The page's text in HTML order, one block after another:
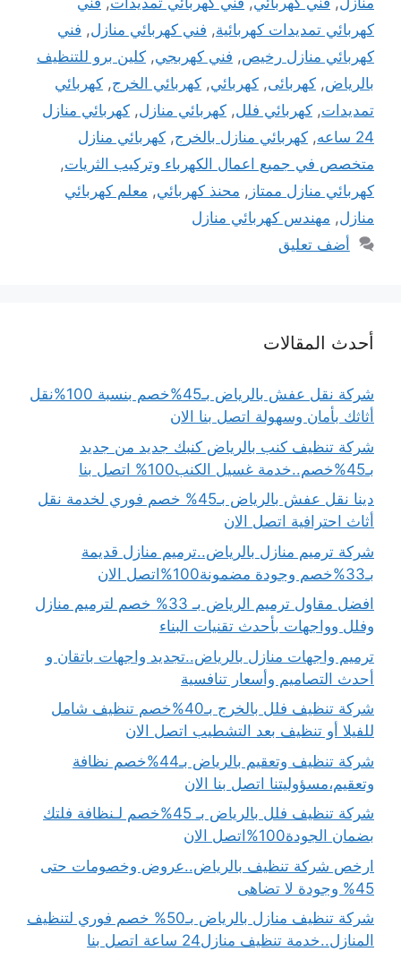
كهربائي تمديدات كهربائية, فني كهربائي منازل, فني
كهربائي منازل رخيص, فني كهربجي, كلين برو للتنظيف
بالرياض, كهربائى, كهربائي, كهربائي الخرج, كهربائي
تمديدات, كهربائي فلل, كهربائي منازل, كهربائي منازل
24 ساعه
, كهربائي منازل بالخرج, كهربائي منازل
متخصص في جميع اعمال الكهرباء وتركيب الثريات,
كهربائي منازل ممتاز , محنذ كهربائي, معلم كهربائي
منازل, مهندس كهربائي منازل
أضف تعليق
أحدث المقالات
شركة نقل عفش بالرياض بـ45%خصم بنسبة 100%نقل
أثاثك بأمان وسهولة اتصل بنا الان
شركة تنظيف كنب بالرياض كنبك جديد من جديد
بـ45%خصم..خدمة غسيل الكنب100% اتصل بنا
دينا نقل عفش بالرياض بـ45% خصم فوري لخدمة نقل
أثاث احترافية اتصل الان
شركة ترميم منازل بالرياض..ترميم منازل قديمة
بـ33%خصم وجودة مضمونة100%اتصل الان
افضل مقاول ترميم الرياض بـ 33% خصم لترميم منازل
وفلل وواجهات بأحدث تقنيات البناء
ترميم واجهات منازل بالرياض..تجديد واجهات باتقان و
أحدث التصاميم وأسعار تنافسية
شركة تنظيف فلل بالخرج بـ40%خصم تنظيف شامل
للفيلا أو تنظيف بعد التشطيب اتصل الان
شركة تنظيف وتعقيم بالرياض بـ44%خصم نظافة
وتعقيم،مسؤوليتنا اتصل بنا الان
شركة تنظيف فلل بالرياض بـ 45%خصم لـنظافة فلتك
بضمان الجودة100%اتصل الان
ارخص شركة تنظيف بالرياض..عروض وخصومات حتى
45% وجودة لا تضاهى
شركة تنظيف منازل بالرياض بـ50% خصم فوري لتنظيف
المنازل..خدمة تنظيف منازل24 ساعة اتصل بنا